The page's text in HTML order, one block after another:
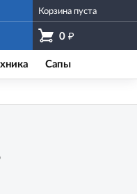
Корзина пуста
0 ₽
Сапы